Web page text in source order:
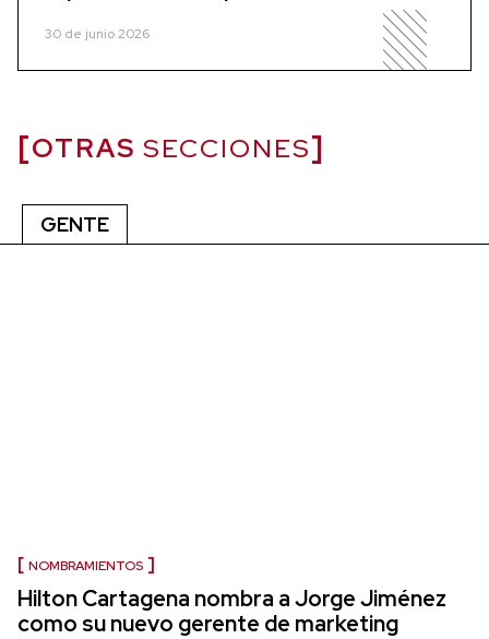
30 de junio 2026
OTRAS SECCIONES
GENTE
NOMBRAMIENTOS
Hilton Cartagena nombra a Jorge Jiménez
como su nuevo gerente de marketing